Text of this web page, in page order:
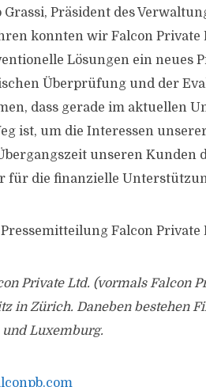
Grassi, Präsident des
konnten wir Falcon
Lösungen ein neues
Überprüfung und der
dass gerade im aktuellen
ist, um die Interessen
unseren Kunden
für die finanzielle
Falcon Private
Private Ltd. (vormals Falcon
in Zürich. Daneben bestehen
Luxemburg.